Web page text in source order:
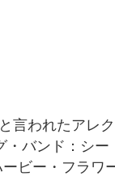
言われたアレ
バンド：シ
ビー・フラワ